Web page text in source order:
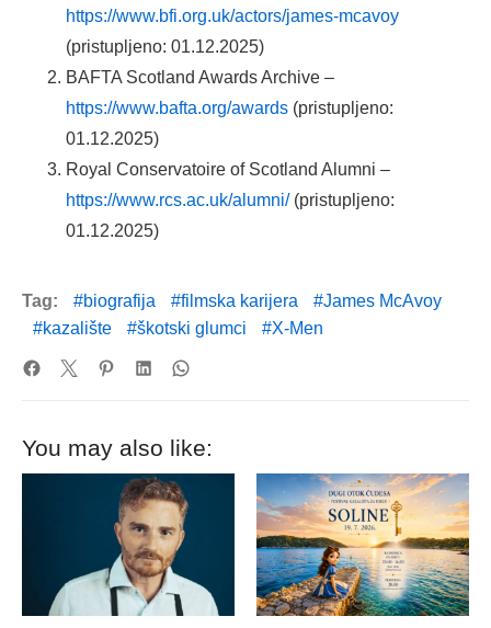
https://www.bfi.org.uk/actors/james-mcavoy
(pristupljeno: 01.12.2025)
BAFTA Scotland Awards Archive –
https://www.bafta.org/awards (pristupljeno:
01.12.2025)
Royal Conservatoire of Scotland Alumni –
https://www.rcs.ac.uk/alumni/(pristupljeno:
01.12.2025)
Tag: biografija filmska karijera
James McAvoy
kazalište
škotski glumci X-Men
You may also like: